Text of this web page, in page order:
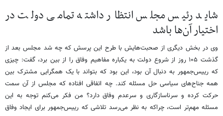
شاید رئیس مجلس انتظار داشته تمامی دولت در
اختیار آن‌ها باشد
وی در بخش دیگری از صحبت‌هایش با طرح این پرسش که چه شد مجلس بعد از
گذشت ۱۰۵ روز از شروع دولت به یکباره مفاهیم وفاق را از بین برد، گفت: چیزی
که رییس‌جمهور به دنبال آن بود، این بود که بتواند با یک همگرایی مشترک بین
همه جناح‌های سیاسی حل مسئله کند. چه اتفاقی افتاده که مجلس از آن سمت
حرکت کرده و سرناسازگاری و سرعدم وفاق دارد؟ من فکر می‌کنم توجه به این
مسئله مهم‌تر است، چراکه به نظر می‌رسد تلاشی که رییس‌جمهور برای ایجاد وفاق